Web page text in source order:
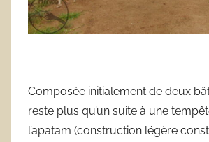
Composée initialement de deux
reste plus qu’un suite à une
l’apatam (construction légère